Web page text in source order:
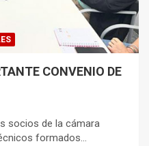
CONVENIO DE
socios de la cámara
formados…